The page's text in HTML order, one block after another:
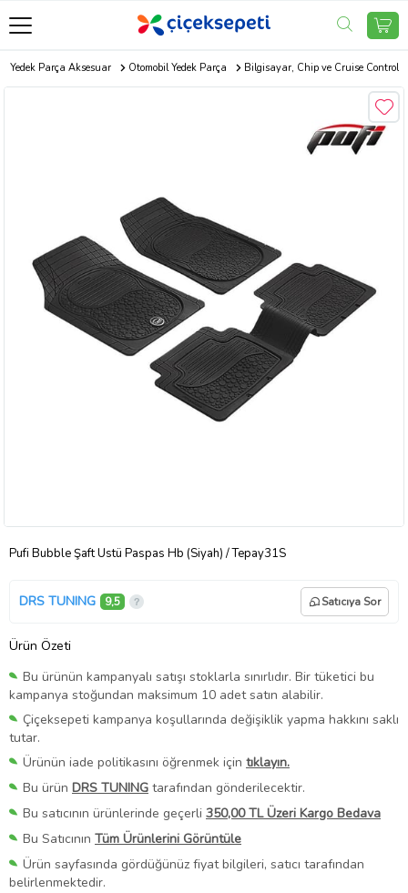
Yedek Parça Aksesuar Otomobil Yedek Parça Bilgisayar, Chip ve Cruise Control
Pufi Bubble Şaft Üstü Paspas Hb (Siyah) / Tepay31S
DRS TUNING 9,5 Satıcıya Sor
Ürün Özeti
Bu ürünün kampanyalı satışı stoklarla sınırlıdır. Bir tüketici bu
kampanya stoğundan maksimum 10 adet satın alabilir.
Çiçeksepeti kampanya koşullarında değişiklik yapma hakkını saklı
tutar.
Ürünün iade politikasını öğrenmek için tıklayın.
Bu ürün DRS TUNING tarafından gönderilecektir.
Bu satıcının ürünlerinde geçerli 350,00 TL Üzeri Kargo Bedava
Bu Satıcının Tüm Ürünlerini Görüntüle
Ürün sayfasında gördüğünüz fiyat bilgileri, satıcı tarafından
belirlenmektedir.